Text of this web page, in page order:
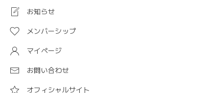
お知らせ
メンバーシップ
マイページ
お問い合わせ
オフィシャルサイト